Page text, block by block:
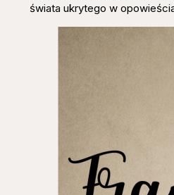
świata ukrytego w